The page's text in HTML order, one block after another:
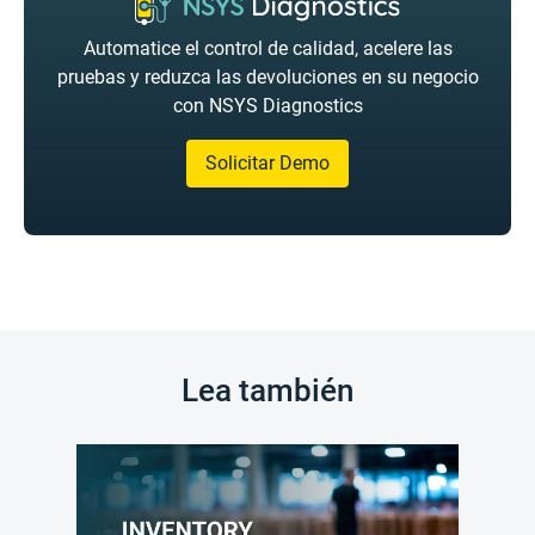
Automatice el control de calidad, acelere las
pruebas y reduzca las devoluciones en su negocio
con NSYS Diagnostics
Solicitar Demo
Lea también